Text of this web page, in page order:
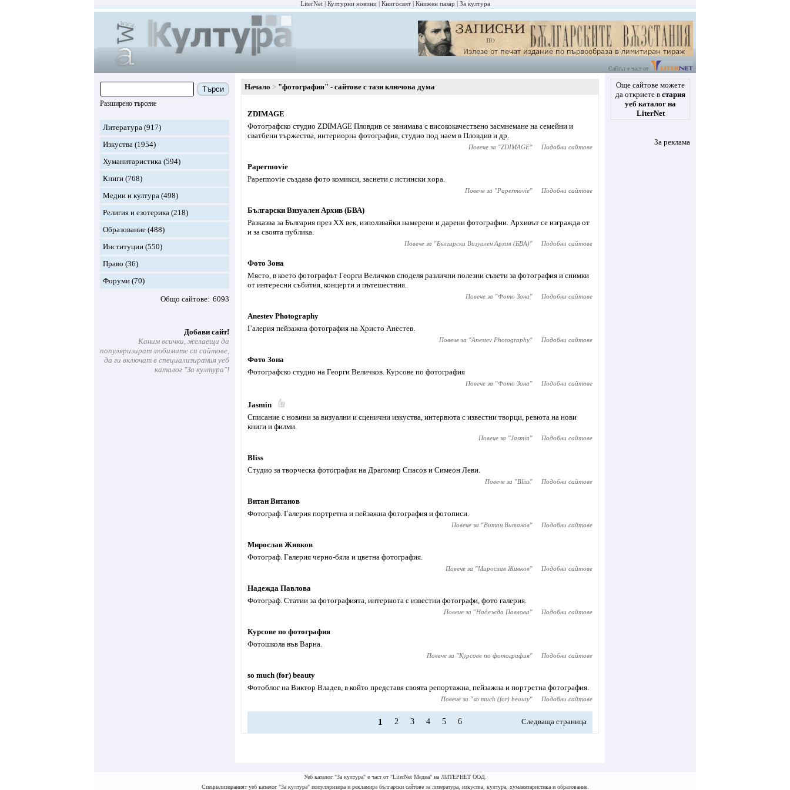
LiterNet Културни новини Книгосвят Книжен пазар За култура
Сайтът е част от
Търси
Разширено търсене
Литература (917)
Изкуства (1954)
Хуманитаристика (594)
Книги (768)
Медии и култура (498)
Религия и езотерика (218)
Образование (488)
Институции (550)
Право (36)
Форуми (70)
Общо сайтове 6093
Добави сайт!
Каним всички, желаещи да
популяризират любимите си сайтове,
да ги включат в специализирания уеб
каталог "За култура"!
Начало "фотография" - сайтове с тази ключова дума
ZDIMAGE
Фотографско студио ZDIMAGE Пловдив се занимава с висококачествено засмнемане на семейни и
сватбени тържества, интериорна фотография, студио под наем в Пловдив и др.
Повече за "ZDIMAGE" Подобни сайтове
Papermovie
Papermovie създава фото комикси, заснети с истински хора.
Повече за "Papermovie" Подобни сайтове
Български Визуален Архив (БВА)
Разказва за България през XX век, използвайки намерени и дарени фотографии. Архивът се изгражда от
и за своята публика.
Повече за "Български Визуален Архив (БВА)" Подобни сайтове
Фото Зона
Място, в което фотографът Георги Величков споделя различни полезни съвети за фотография и снимки
от интересни събития, концерти и пътешествия.
Повече за "Фото Зона" Подобни сайтове
Anestev Photography
Галерия пейзажна фотография на Христо Анестев.
Повече за "Anestev Photography" Подобни сайтове
Фото Зона
Фотографско студио на Георги Величков. Курсове по фотография
Повече за "Фото Зона" Подобни сайтове
Jasmin
Списание с новини за визуални и сценични изкуства, интервюта с известни творци, ревюта на нови
книги и филми.
Повече за "Jasmin" Подобни сайтове
Bliss
Студио за творческа фотография на Драгомир Спасов и Симеон Леви.
Повече за "Bliss" Подобни сайтове
Витан Витанов
Фотограф. Галерия портретна и пейзажна фотография и фотописи.
Повече за "Витан Витанов" Подобни сайтове
Мирослав Живков
Фотограф. Галерия черно-бяла и цветна фотография.
Повече за "Мирослав Живков" Подобни сайтове
Надежда Павлова
Фотограф. Статии за фотографията, интервюта с известни фотографи, фото галерия.
Повече за "Надежда Павлова" Подобни сайтове
Курсове по фотография
Фотошкола във Варна.
Повече за "Курсове по фотография" Подобни сайтове
so much (for) beauty
Фотоблог на Виктор Владев, в който представя своята репортажна, пейзажна и портретна фотография.
Повече за "so much (for) beauty" Подобни сайтове
1 2 3 4 5 6 Следваща страница
Още сайтове можете
да откриете в стария
уеб каталог на
LiterNet
За реклама
Уеб каталог "За култура" е част от "LiterNet Медиа" на ЛИТЕРНЕТ ООД.
Специализираният уеб каталог "За култура" популяризира и рекламира български сайтове за литература, изкуства, култура, хуманитаристика и образование.